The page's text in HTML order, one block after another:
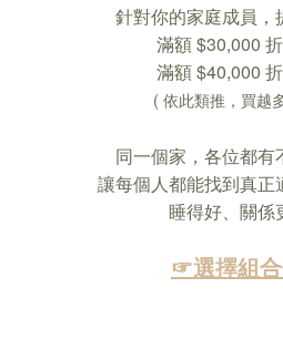
針對你的家庭成員，
滿額 $30,000
滿額 $40,000
( 依此類推，買越
同一個家，各位都有
讓每個人都能找到真正
睡得好、關係
☞選擇組